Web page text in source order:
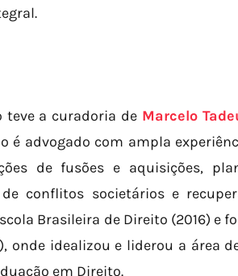
teve a curadoria de Marcelo
é advogado com ampla
de fusões e aquisições,
conflitos societários e
Brasileira de Direito (2016) e
onde idealizou e liderou a área
em Direito.